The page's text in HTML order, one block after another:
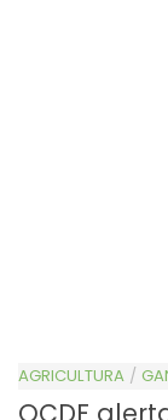
AGRICULTURA /
OCDE